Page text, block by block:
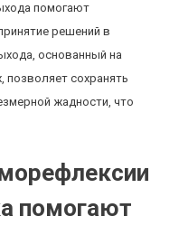
помогают
решений в
основанный на
позволяет сохранять
жадности, что
помогают